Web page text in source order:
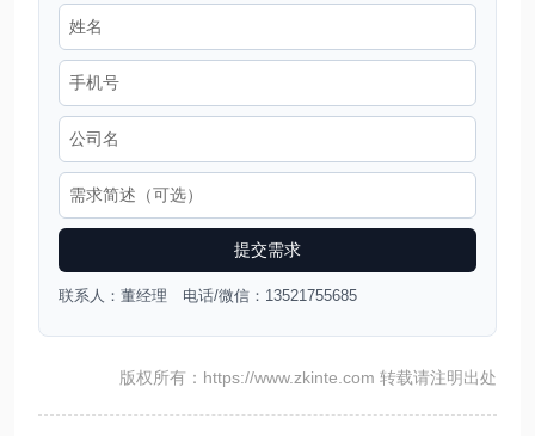
提交需求
联系人：董经理 电话/微信：13521755685
版权所有：https://www.zkinte.com 转载请注明出处